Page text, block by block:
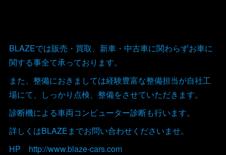
BLAZEでは販売・買取、新車・中古車に関わらずお車に
関する事全て承っております。
また、整備におきましては経験豊富な整備担当が自社工
場にて、しっかり点検、整備をさせていただきます。
診断機による車両コンピューター診断も行います。
詳しくはBLAZEまでお問い合わせくださいませ。
HP http://www.blaze-cars.com